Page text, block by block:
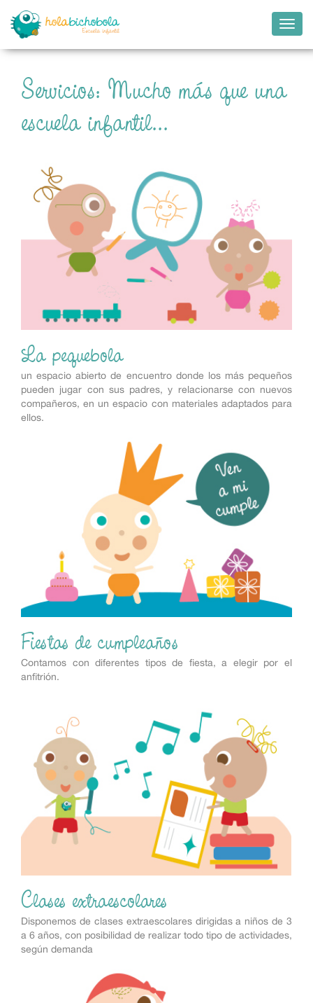
Servicios: Mucho más que una
escuela infantil...
La pequebola
un espacio abierto de encuentro donde los más pequeños
pueden jugar con sus padres, y relacionarse con nuevos
compañeros, en un espacio con materiales adaptados para
ellos.
Fiestas de cumpleaños
Contamos con diferentes tipos de fiesta, a elegir por el
anfitrión.
Clases extraescolares
Disponemos de clases extraescolares dirigidas a niños de 3
a 6 años, con posibilidad de realizar todo tipo de actividades,
según demanda